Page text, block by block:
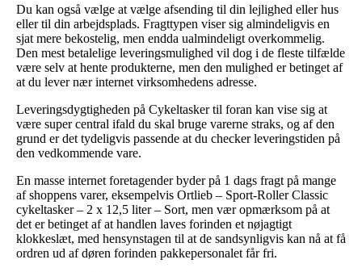
Du kan også vælge at vælge afsending til din lejlighed eller hus
eller til din arbejdsplads. Fragttypen viser sig almindeligvis en
sjat mere bekostelig, men endda ualmindeligt overkommelig.
Den mest betalelige leveringsmulighed vil dog i de fleste tilfælde
være selv at hente produkterne, men den mulighed er betinget af
at du lever nær internet virksomhedens adresse.
Leveringsdygtigheden på Cykeltasker til foran kan vise sig at
være super central ifald du skal bruge varerne straks, og af den
grund er det tydeligvis passende at du checker leveringstiden på
den vedkommende vare.
En masse internet foretagender byder på 1 dags fragt på mange
af shoppens varer, eksempelvis Ortlieb – Sport-Roller Classic
cykeltasker – 2 x 12,5 liter – Sort, men vær opmærksom på at
det er betinget af at handlen laves forinden et nøjagtigt
klokkeslæt, med hensynstagen til at de sandsynligvis kan nå at få
ordren ud af døren forinden pakkepersonalet får fri.